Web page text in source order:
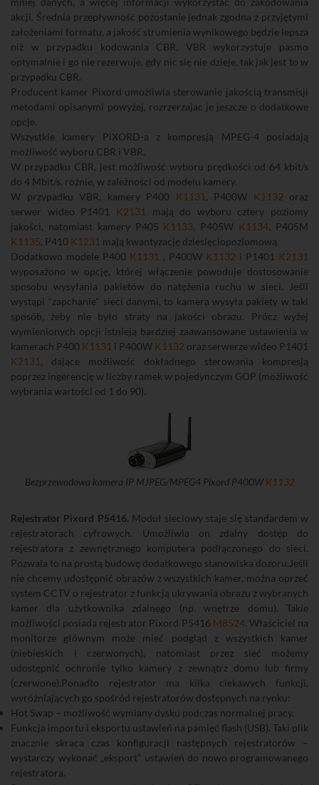
akcji. Średnia przepływność pozostanie jednak zgodna z przyjętymi
założeniami formatu, a jakość strumienia wynikowego będzie lepsza
niż w przypadku kodowania CBR. VBR wykorzystuje pasmo
optymalnie i go nie rezerwuje, gdy nic się nie dzieje, tak jak jest to w
przypadku CBR.
Producent kamer Pixord umożliwia sterowanie jakością transmisji
metodami opisanymi powyżej, rozrzerzajac je jeszcze o dodatkowe
opcje.
Wszystkie kamery PiXORD-a z kompresją MPEG-4 posiadają
możliwość wyboru CBR i VBR.
W przypadku CBR, jest możliwość wyboru prędkości od 64 kbit/s
do 4 Mbit/s, różnie, w zależności od modelu kamery.
W przypadku VBR, kamery P400 K1131 , P400W K1132 oraz
serwer wideo P1401 K2131
mają do wyboru cztery poziomy
jakości, natomiast kamery P405 K1133, P405W K1134, P405M
K1135, P410 K1231 mają kwantyzację dziesięciopoziomową.
Dodatkowo modele P400 K1131 , P400W K1132 i P1401 K2131
wyposażono w opcję, której włączenie powoduje dostosowanie
sposobu wysyłania pakietów do natężenia ruchu w sieci. Jeśli
wystąpi "zapchanie" sieci danymi, to kamera wysyła pakiety w taki
sposób, żeby nie było straty na jakości obrazu. Prócz wyżej
wymienionych opcji istnieją bardziej zaawansowane ustawienia w
kamerach P400 K1131 i P400W K1132 oraz serwerze wideo P1401
K2131 , dające możliwość dokładnego sterowania kompresją
poprzez ingerencję w liczby ramek w pojedynczym GOP (możliwość
wybrania wartości od 1 do 90).
Bezprzewodowa kamera IP MJPEG/MPEG4 Pixord P400W K1132
Rejestrator Pixord P5416. Moduł sieciowy staje się standardem w
rejestratorach cyfrowych. Umożliwia on zdalny dostęp do
rejestratora z zewnętrznego komputera podłączonego do sieci.
Pozwala to na prostą budowę dodatkowego stanowiska dozoru.Jeśli
nie chcemy udostępnić obrazów z wszystkich kamer, można oprzeć
system CCTV o rejestrator z funkcją ukrywania obrazu z wybranych
kamer dla użytkownika zdalnego (np. wnętrze domu). Takie
możliwości posiada rejestrator Pixord P5416 M8524. Właściciel na
monitorze głównym może mieć podgląd z wszystkich kamer
(niebieskich i czerwonych), natomiast przez sieć możemy
udostępnić ochronie tylko kamery z zewnątrz domu lub firmy
(czerwone).Ponadto rejestrator ma kilka ciekawych funkcji,
wyróżniających go spośród rejestratorów dostępnych na rynku:
Hot Swap – możliwość wymiany dysku podczas normalnej pracy.
Funkcja importu i eksportu ustawień na pamięć flash (USB). Taki plik
znacznie skraca czas konfiguracji następnych rejestratorów –
wystarczy wykonać „eksport” ustawień do nowo programowanego
rejestratora.